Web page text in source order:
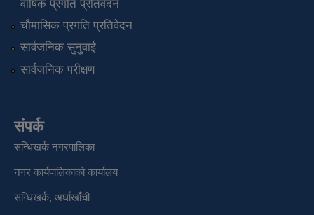
वार्षिक प्रगति प्रतिवेदन
चौमासिक प्रगति प्रतिवेदन
सार्वजनिक सुनुवाई
सार्वजनिक परीक्षण
संपर्क
सन्धिखर्क नगरपालिका
नगर कार्यपालिकाको कार्यालय
सन्धिखर्क, अर्घाखाँची